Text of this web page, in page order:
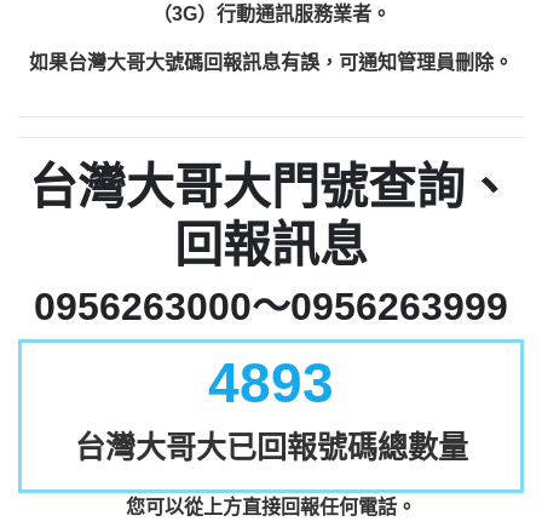
（3G）行動通訊服務業者。
如果台灣大哥大號碼回報訊息有誤，可通知管理員刪除。
台灣大哥大門號查詢、
回報訊息
0956263000～0956263999
4893
台灣大哥大已回報號碼總數量
您可以從上方直接回報任何電話。